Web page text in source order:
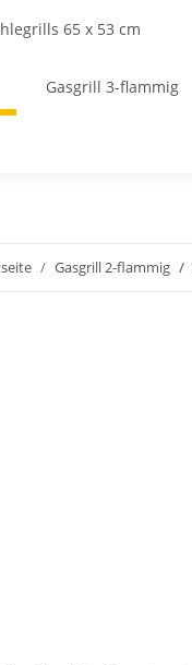
65 x 53 cm
Gasgrill 3-flammig
Gasgrill 2-flammig